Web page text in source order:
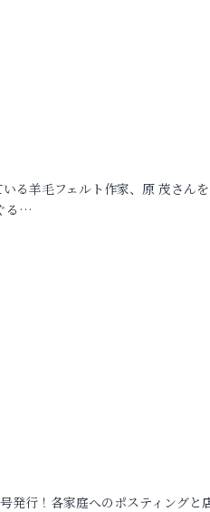
る羊毛フェルト作家、原 茂さん
る…
発行！各家庭へのポスティングと